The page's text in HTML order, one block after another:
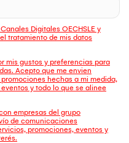
Digitales OECHSLE y
tratamiento de mis datos
mis gustos y preferencias para
Acepto que me envien
hechas a mi medida,
y todo lo que se alinee
empresas del grupo
de comunicaciones
promociones, eventos y